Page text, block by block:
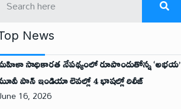
News
సాధికారత నేపథ్యంలో రూపొందుతోన్న ‘అభ‌య‌’
పాన్ ఇండియా లెవ‌ల్లో 4 భాష‌ల్లో రిలీజ్
16, 2026